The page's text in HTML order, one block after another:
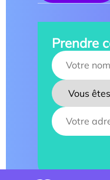
Prendre
Your name :